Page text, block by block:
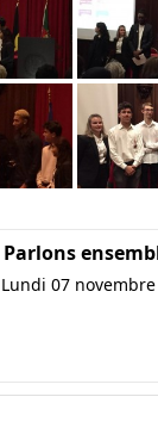
Parlons
Lundi 07